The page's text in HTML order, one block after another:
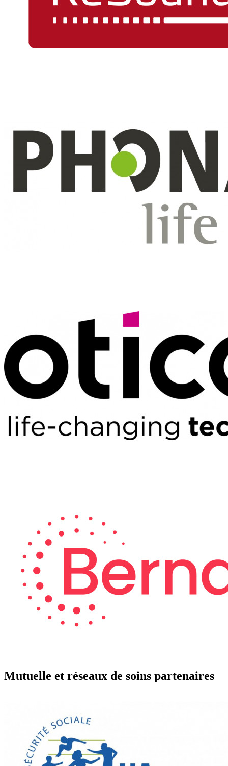
Mutuelle et réseaux de soins partenaires